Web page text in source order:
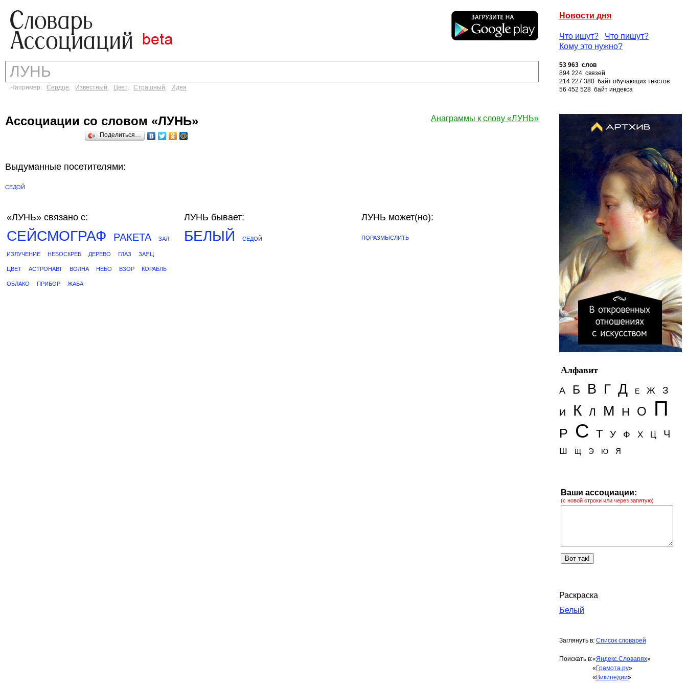
Новости дня
Что ищут?
Что пишут?
Кому это нужно?
Например: Сердце, Известный, Цвет, Страшный, Идея
53 963 слов
894 224 связей
214 227 380 байт обучающих текстов
56 452 528 байт индекса
Анаграммы к слову «ЛУНЬ»
Ассоциации со словом «ЛУНЬ»
Поделиться…
Выдуманные посетителями:
СЕДОЙ
«ЛУНЬ» связано с:
СЕЙСМОГРАФ РАКЕТА ЗАЛ
ИЗЛУЧЕНИЕ НЕБОСКРЕБ ДЕРЕВО ГЛАЗ ЗАЯЦ
ЦВЕТ АСТРОНАВТ ВОЛНА НЕБО ВЗОР КОРАБЛЬ
ОБЛАКО ПРИБОР ЖАБА
ЛУНЬ бывает:
БЕЛЫЙ СЕДОЙ
ЛУНЬ может(но):
ПОРАЗМЫСЛИТЬ
Алфавит
А
Б В Г Д Е Ж З
И К Л М Н О П
Р С Т У Ф Х Ц Ч
Ш Щ Э Ю Я
Ваши ассоциации:
(с новой строки или через запятую)
Раскраска
Белый
Заглянуть в: Список словарей
Поискать в:«Яндекс.Словарях»
« Грамота.ру»
« Википедии»